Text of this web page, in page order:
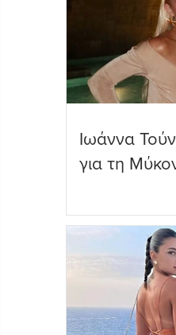
Ιωάννα
για τη